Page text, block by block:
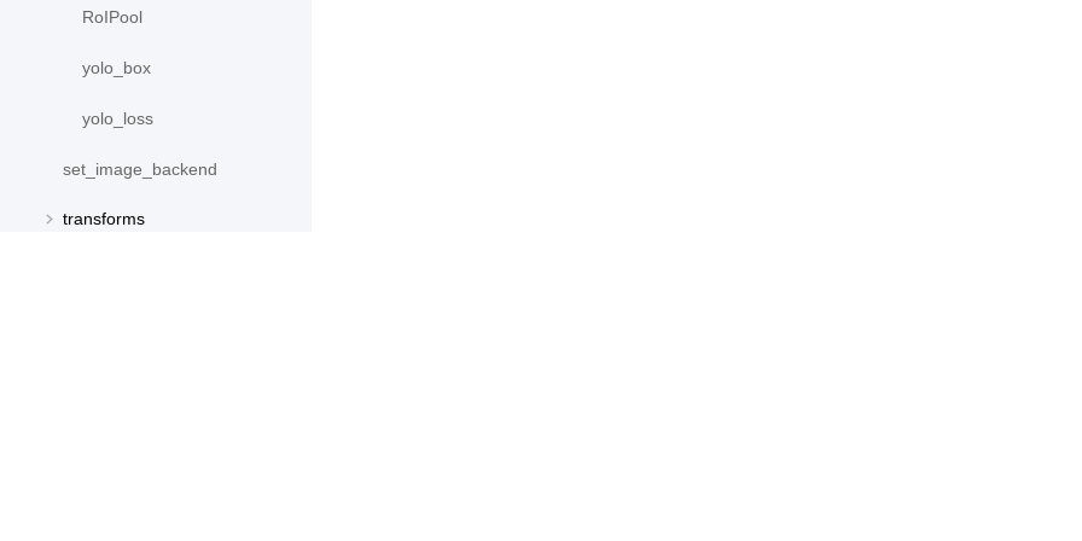
RoIPool
yolo_box
yolo_loss
set_image_backend
transforms